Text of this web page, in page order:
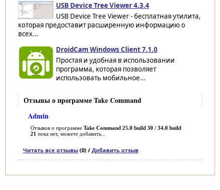
USB Device Tree Viewer 4.3.4
USB Device Tree Viewer - бесплатная утилита,
которая предоставит расширенную информацию о
всех...
DroidCam Windows Client 7.1.0
Простая и удобная в использовании
программа, которая позволяет
использовать мобильное...
Отзывы о программе Take Command
Admin
Отзывов о программе Take Command 25.0 build 30 / 34.0 build
21 пока нет, можете добавить...
Читать все отзывы(0) / Добавить отзыв